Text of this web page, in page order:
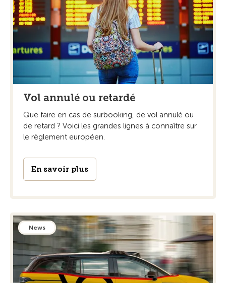
Vol annulé ou retardé
Que faire en cas de surbooking, de vol annulé ou
de retard ? Voici les grandes lignes à connaître sur
le règlement européen.
En savoir plus
News